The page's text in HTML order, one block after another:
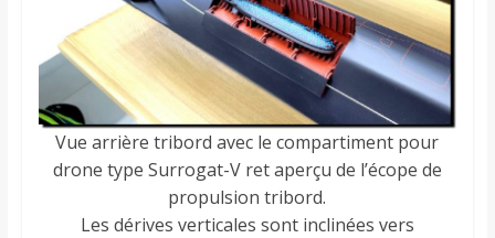
Vue arrière tribord avec le compartiment pour
drone type Surrogat-V ret aperçu de l’écope de
propulsion tribord.
Les dérives verticales sont inclinées vers